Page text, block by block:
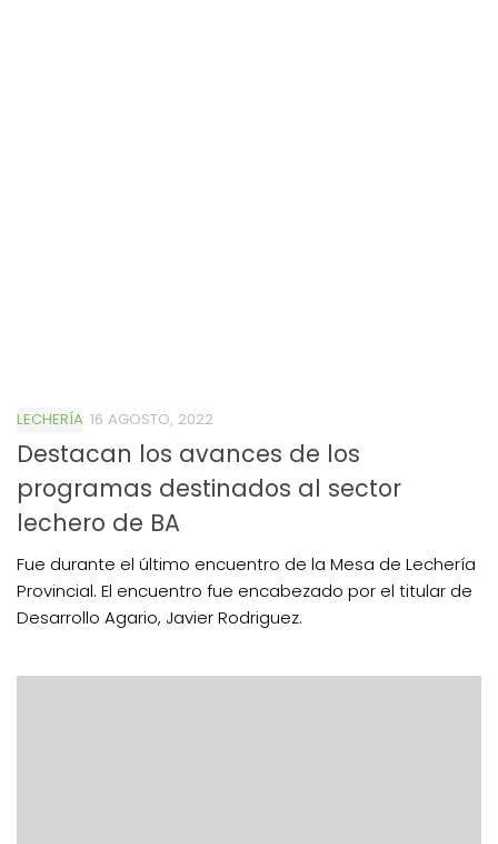
LECHERÍA 16 AGOSTO, 2022
Destacan los avances de los
programas destinados al sector
lechero de BA
Fue durante el último encuentro de la Mesa de Lechería
Provincial. El encuentro fue encabezado por el titular de
Desarrollo Agario, Javier Rodriguez.